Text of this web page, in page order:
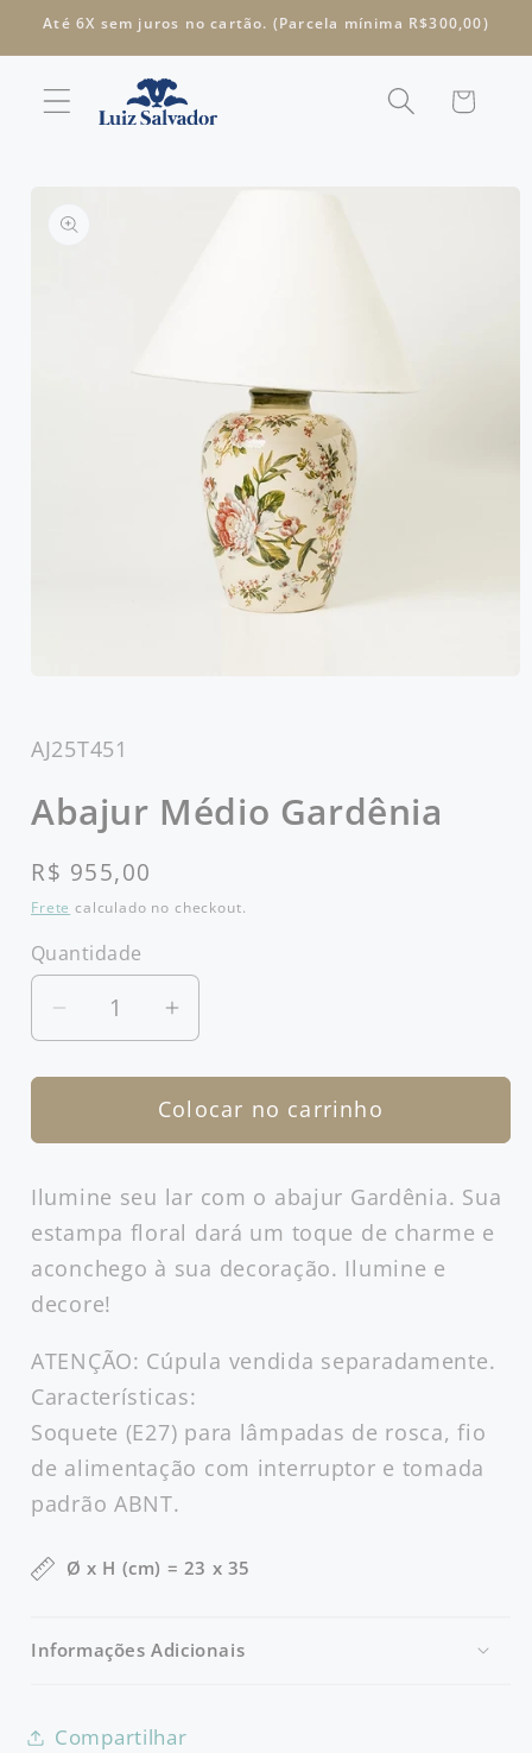
para o
conteúdo
Até 6X sem juros no cartão. (Parcela mínima R$300,00)
Carrinho
informações
janela
SKU:
AJ25T451
Abajur Médio Gardênia
Preço
normal
R$ 955,00
Frete calculado no checkout.
Quantidade
Diminuir
quantidade
Abajur
Gardênia
Aumentar
quantidade
de
Abajur
Gardênia
Colocar no carrinho
Ilumine seu lar com o abajur Gardênia. Sua
estampa floral dará um toque de charme e
aconchego à sua decoração. Ilumine e
decore!
ATENÇÃO: Cúpula vendida separadamente.
Características:
Soquete (E27) para lâmpadas de rosca, fio
de alimentação com interruptor e tomada
padrão ABNT.
Ø x H (cm) = 23 x 35
Informações Adicionais
Compartilhar